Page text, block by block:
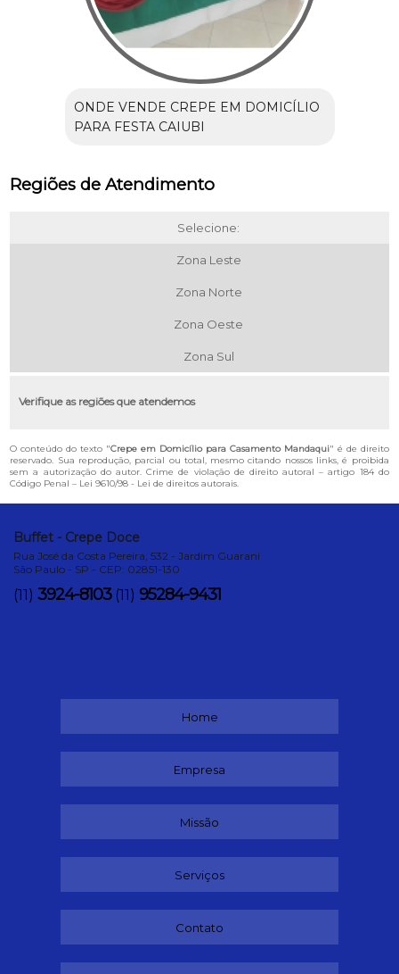
ONDE VENDE CREPE EM DOMICÍLIO
PARA FESTA CAIUBI
Regiões de Atendimento
Selecione:
Zona Leste
Zona Norte
Zona Oeste
Zona Sul
Verifique as regiões que atendemos
O conteúdo do texto "Crepe em Domicílio para Casamento Mandaqui" é de direito
reservado. Sua reprodução, parcial ou total, mesmo citando nossos links, é proibida
sem a autorização do autor. Crime de violação de direito autoral – artigo 184 do
Código Penal – Lei 9610/98 - Lei de direitos autorais.
Buffet - Crepe Doce
Rua José da Costa Pereira, 532 - Jardim Guarani
São Paulo - SP - CEP: 02851-130
(11) 3924-8103 (11) 95284-9431
Home
Empresa
Missão
Serviços
Contato